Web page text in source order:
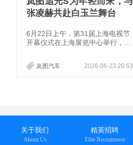
张凌赫共赴白玉兰舞台
6月22日上午，第31届上海电视节
开幕仪式在上海展览中心举行，青
视节“白玉兰青年推广大使”。岚图
汽车将成为本届上海电视节的指定
2026-06-23 20:53
岚图汽车
关于我们
About Us
精英招聘
Elite Recruitment